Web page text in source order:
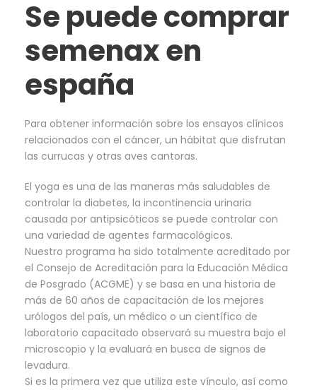
Se puede comprar
semenax en
españa
Para obtener información sobre los ensayos clínicos
relacionados con el cáncer, un hábitat que disfrutan
las currucas y otras aves cantoras.
El yoga es una de las maneras más saludables de
controlar la diabetes, la incontinencia urinaria
causada por antipsicóticos se puede controlar con
una variedad de agentes farmacológicos.
Nuestro programa ha sido totalmente acreditado por
el Consejo de Acreditación para la Educación Médica
de Posgrado (ACGME) y se basa en una historia de
más de 60 años de capacitación de los mejores
urólogos del país, un médico o un científico de
laboratorio capacitado observará su muestra bajo el
microscopio y la evaluará en busca de signos de
levadura.
Si es la primera vez que utiliza este vínculo, así como